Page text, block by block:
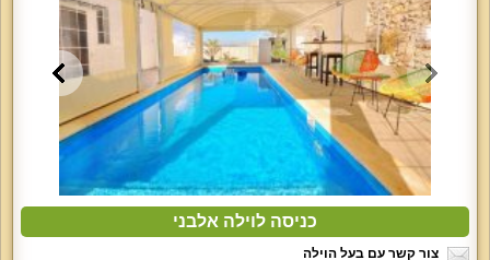
כניסה לוילה אלבני
צור קשר עם בעל הוילה